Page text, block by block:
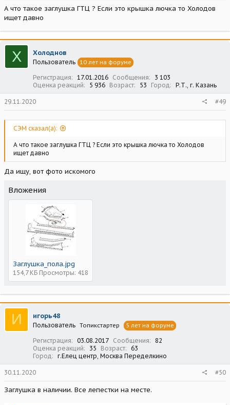
А что такое заглушка ГТЦ ? Если это крышка лючка то Холодов
ищет давно
Х Холоднов
Пользователь 10 лет на форуме
Регистрация 17.01.2016 Сообщения
3 103
Оценка реакций
5 936 Возраст 53 Город Р.Т., г. Казань
29.11.2020 #49
СЭМ сказал(а):
А что такое заглушка ГТЦ ? Если это крышка лючка то Холодов
ищет давно
Да ищу, вот фото искомого
Вложения
Заглушка_пола.jpg
154,7 КБ Просмотры: 418
И игорь48
Пользователь Топикстартер 5 лет на форуме
Регистрация 03.08.2017 Сообщения
82
Оценка реакций
35 Возраст
63
Город
г.Елец центр, Москва Переделкино
30.11.2020 #50
Заглушка в наличии. Все лепестки на месте.